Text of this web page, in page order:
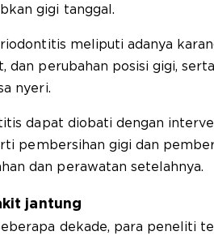
gigi tanggal.
meliputi adanya
dan perubahan posisi gigi,
nyeri.
dapat diobati dengan
pembersihan gigi dan
dan perawatan setelahnya.
jantung
dekade, para peneliti